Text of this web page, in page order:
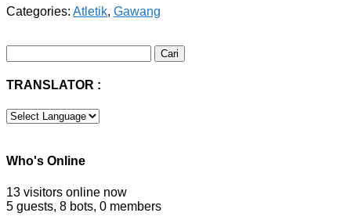
Categories: Atletik, Gawang
untuk:
TRANSLATOR :
Who's Online
13 visitors online now
5 guests, 8 bots, 0 members